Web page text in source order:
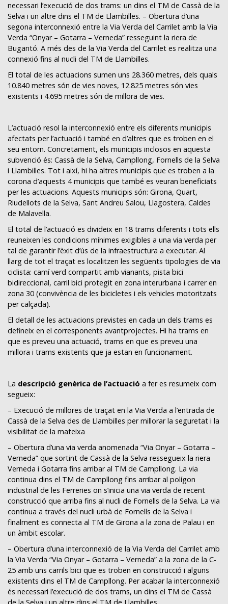
necessari l’execució de dos trams: un dins el TM de Cassà de la
Selva i un altre dins el TM de Llambilles. – Obertura d’una
segona interconnexió entre la Via Verda del Carrilet amb la Via
Verda “Onyar – Gotarra – Verneda” resseguint la riera de
Bugantó. A més des de la Via Verda del Carrilet es realitza una
connexió fins al nucli del TM de Llambilles.
El total de les actuacions sumen uns 28.360 metres, dels quals
10.840 metres són de vies noves, 12.825 metres són vies
existents i 4.695 metres són de millora de vies.
L’actuació resol la interconnexió entre els diferents municipis
afectats per l’actuació i també en d’altres que es troben en el
seu entorn. Concretament, els municipis inclosos en aquesta
subvenció és: Cassà de la Selva, Campllong, Fornells de la Selva
i Llambilles. Tot i així, hi ha altres municipis que es troben a la
corona d’aquests 4 municipis que també es veuran beneficiats
per les actuacions. Aquests municipis són: Girona, Quart,
Riudellots de la Selva, Sant Andreu Salou, Llagostera, Caldes
de Malavella.
El total de l’actuació es divideix en 18 trams diferents i tots ells
reuneixen les condicions mínimes exigibles a una via verda per
tal de garantir l’èxit d’ús de la infraestructura a executar. Al
llarg de tot el traçat es localitzen les següents tipologies de via
ciclista: camí verd compartit amb vianants, pista bici
bidireccional, carril bici protegit en zona interurbana i carrer en
zona 30 (convivència de les bicicletes i els vehicles motoritzats
per calçada).
El detall de les actuacions previstes en cada un dels trams es
defineix en el corresponents avantprojectes. Hi ha trams en
que es preveu una actuació, trams en que es preveu una
millora i trams existents que ja estan en funcionament.
La descripció genèrica de l’actuació a fer es resumeix com
segueix:
– Execució de millores de traçat en la Via Verda a l’entrada de
Cassà de la Selva des de Llambilles per millorar la seguretat i la
visibilitat de la mateixa
– Obertura d’una via verda anomenada “Via Onyar – Gotarra –
Verneda” que sortint de Cassà de la Selva ressegueix la riera
Verneda i Gotarra fins arribar al TM de Campllong. La via
continua dins el TM de Campllong fins arribar al polígon
industrial de les Ferreries on s’inicia una via verda de recent
construcció que arriba fins al nucli de Fornells de la Selva. La via
continua a través del nucli urbà de Fornells de la Selva i
finalment es connecta al TM de Girona a la zona de Palau i en
un àmbit escolar.
– Obertura d’una interconnexió de la Via Verda del Carrilet amb
la Via Verda “Via Onyar – Gotarra – Verneda” a la zona de la C-
25 amb uns carrils bici que es troben en construcció i alguns
existents dins el TM de Campllong. Per acabar la interconnexió
és necessari l’execució de dos trams, un dins el TM de Cassà